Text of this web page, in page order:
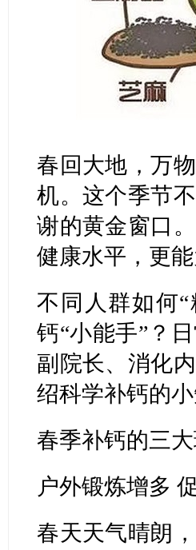
春回大地，万
机。这个季节
谢的黄金窗口
健康水平，更
不同人群如何
钙“小能手”？
副院长、消化
绍科学补钙的小
春季补钙的三
户外锻炼增多
春天天气晴朗